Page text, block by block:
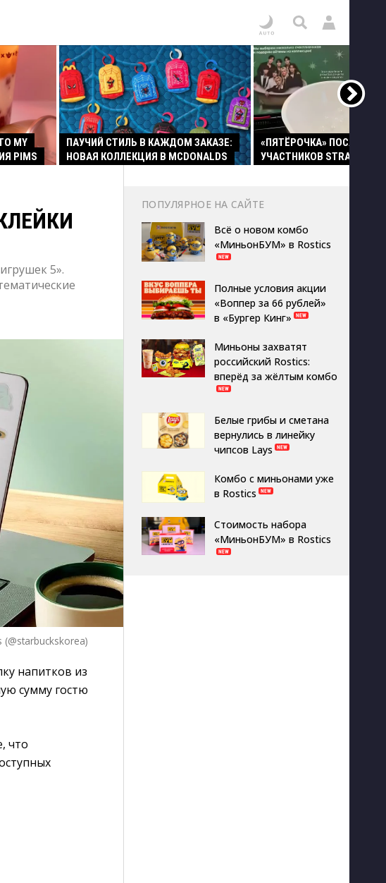
MY
PIMS
ПАУЧИЙ СТИЛЬ В КАЖДОМ ЗАКАЗЕ:
НОВАЯ КОЛЛЕКЦИЯ В MCDONALDS
«ПЯТЁРОЧКА» ПОСАДИЛА
УЧАСТНИКОВ STRAY KIDS
5».
(@starbuckskorea)
напитков из
сумму гостю
что
ПОПУЛЯРНОЕ НА САЙТЕ
Всё о новом комбо
«МиньонБУМ» в Rostics
Полные условия акции
«Воппер за 66 рублей»
в «Бургер Кинг»
Миньоны захватят
российский Rostics:
вперёд за жёлтым комбо
Белые грибы и сметана
вернулись в линейку
чипсов Lays
Комбо с миньонами уже
в Rostics
Стоимость набора
«МиньонБУМ» в Rostics